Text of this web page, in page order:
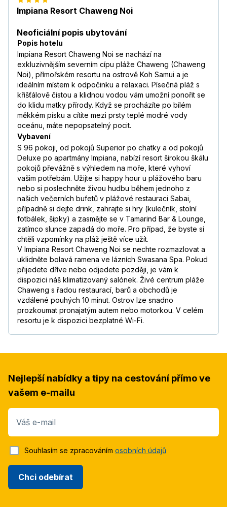
Impiana Resort Chaweng Noi
Neoficiální popis ubytování
Popis hotelu
Impiana Resort Chaweng Noi se nachází na
exkluzivnějším severním cípu pláže Chaweng (Chaweng
Noi), přímořském resortu na ostrově Koh Samui a je
ideálním místem k odpočinku a relaxaci. Písečná pláž s
křišťálově čistou a klidnou vodou vám umožní ponořit se
do klidu matky přírody. Když se procházíte po bílém
měkkém písku a cítíte mezi prsty teplé modré vody
oceánu, máte nepopsatelný pocit.
Vybavení
S 96 pokoji, od pokojů Superior po chatky a od pokojů
Deluxe po apartmány Impiana, nabízí resort širokou škálu
pokojů převážně s výhledem na moře, které vyhoví
vašim potřebám. Užijte si happy hour u plážového baru
nebo si poslechněte živou hudbu během jednoho z
našich večerních bufetů v plážové restauraci Sabai,
případně si dejte drink, zahrajte si hry (kulečník, stolní
fotbálek, šipky) a zasmějte se v Tamarind Bar & Lounge,
zatímco slunce zapadá do moře. Pro případ, že byste si
chtěli vzpomínky na pláž ještě více užít.
V Impiana Resort Chaweng Noi se nechte rozmazlovat a
uklidněte bolavá ramena ve lázních Swasana Spa. Pokud
přijedete dříve nebo odjedete později, je vám k
dispozici náš klimatizovaný salónek. Živé centrum pláže
Chaweng s řadou restaurací, barů a obchodů je
vzdálené pouhých 10 minut. Ostrov lze snadno
prozkoumat pronajatým autem nebo motorkou. V celém
resortu je k dispozici bezplatné Wi-Fi.
Nejlepší nabídky a tipy na cestování přímo ve
vašem e-mailu
Váš e-mail
Chci odebírat
Souhlasím se zpracováním osobních údajů